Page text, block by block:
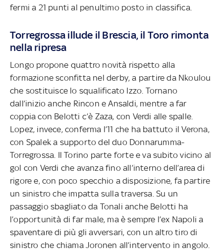
fermi a 21 punti al penultimo posto in classifica.
Torregrossa illude il Brescia, il Toro rimonta
nella ripresa
Longo propone quattro novità rispetto alla
formazione sconfitta nel derby, a partire da Nkoulou
che sostituisce lo squalificato Izzo. Tornano
dall’inizio anche Rincon e Ansaldi, mentre a far
coppia con Belotti c’è Zaza, con Verdi alle spalle.
Lopez, invece, conferma l’11 che ha battuto il Verona,
con Spalek a supporto del duo Donnarumma-
Torregrossa. Il Torino parte forte e va subito vicino al
gol con Verdi che avanza fino all’interno dell’area di
rigore e, con poco specchio a disposizione, fa partire
un sinistro che impatta sulla traversa. Su un
passaggio sbagliato da Tonali anche Belotti ha
l’opportunità di far male, ma è sempre l’ex Napoli a
spaventare di più gli avversari, con un altro tiro di
sinistro che chiama Joronen all’intervento in angolo.